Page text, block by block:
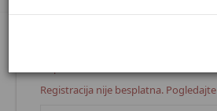
Registracija nije besplatna. Pogledajte